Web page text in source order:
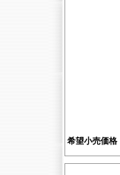
希望小売価格